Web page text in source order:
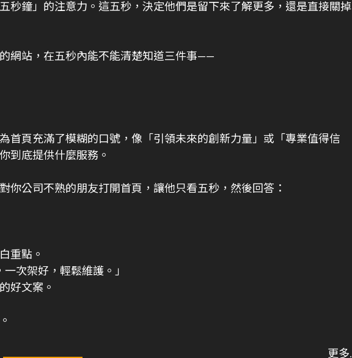
秒鐘」的注意力。這五秒，決定他們是留下來了解更多，還是直接關掉
網站，在五秒內能不能清楚知道三件事——
首頁充滿了模糊的口號，像「引領未來的創新力量」或「專業值得信
到底提供什麼服務。
你公司不熟的朋友打開首頁，讓他只看五秒，然後回答：
重點。
次架好，輕鬆維護。」
好文案。